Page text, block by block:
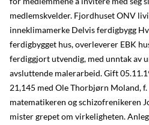
medlemskvelder. Fjordhuset ONV
inneklimamerke Delvis ferdigbygg
ferdigbygget hus, overleverer EBK
ferdiggjort utvendig, med unntak av
avsluttende malerarbeid. Gift
21,145 med Ole Thorbjørn Moland,
matematikeren og schizofrenikeren
mister grepet om virkeligheten.